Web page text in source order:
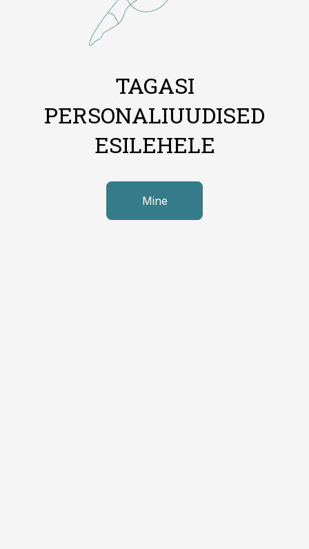
TAGASI
PERSONALIUUDISED
ESILEHELE
Mine